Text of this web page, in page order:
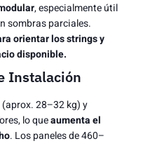
, especialmente útil
sombras parciales.
orientar los strings y
disponible.
Instalación
28–32 kg) y
lo queaumenta el
. Los paneles de 460–